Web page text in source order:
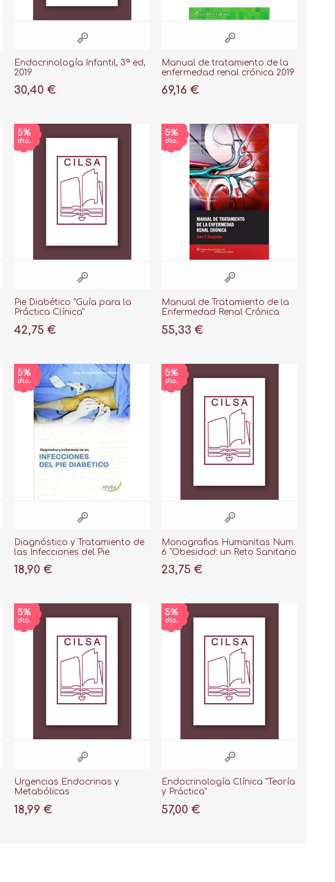
Endocrinología Infantil, 3ª ed,
2019
30,40 €
Manual de tratamiento de la
enfermedad renal crónica 2019
69,16 €
Pie Diabético "Guía para la
Práctica Clínica"
42,75 €
Manual de Tratamiento de la
Enfermedad Renal Crónica
55,33 €
Diagnóstico y Tratamiento de
las Infecciones del Pie
18,90 €
Monografias Humanitas Num.
6 "Obesidad: un Reto Sanitario
23,75 €
Urgencias Endocrinas y
Metabólicas
18,99 €
Endocrinología Clínica "Teoría
y Práctica"
57,00 €